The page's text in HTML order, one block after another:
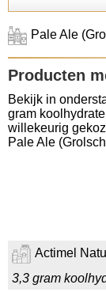
Pale Ale
Producten
Bekijk in
gram
willekeurig
Pale Ale
Actimel
3,3 gram